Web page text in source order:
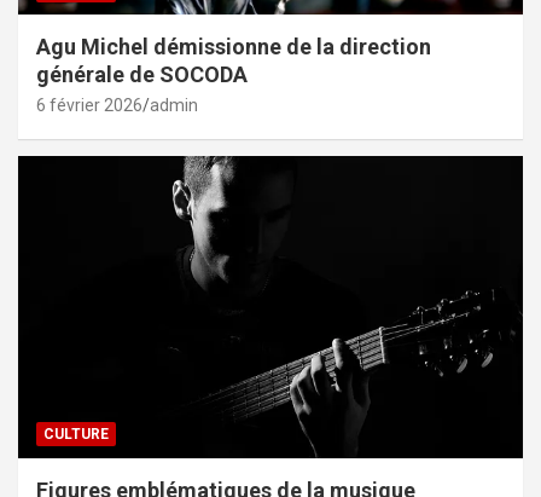
Agu Michel démissionne de la direction
générale de SOCODA
6 février 2026 admin
CULTURE
Figures emblématiques de la musique